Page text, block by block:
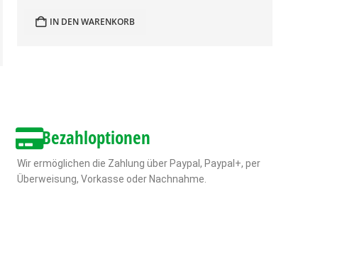
IN DEN WARENKORB
Bezahloptionen
Wir ermöglichen die Zahlung über Paypal, Paypal+, per
Überweisung, Vorkasse oder Nachnahme.